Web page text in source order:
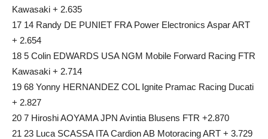
Kawasaki + 2.635
17 14 Randy DE PUNIET FRA Power Electronics Aspar ART
+ 2.654
18 5 Colin EDWARDS USA NGM Mobile Forward Racing FTR
Kawasaki + 2.714
19 68 Yonny HERNANDEZ COL Ignite Pramac Racing Ducati
+ 2.827
20 7 Hiroshi AOYAMA JPN Avintia Blusens FTR +2.870
21 23 Luca SCASSA ITA Cardion AB Motoracing ART + 3.729